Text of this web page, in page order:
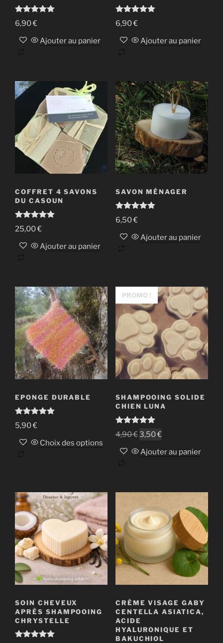
produit
Note 5.00
sur 5
6,90€
Ajouter au panier
Note 5.00
sur 5
6,90€
Ajouter au panier
COFFRET 4 SAVONS
DU CASOUN
Note5.00
sur 5
25,00€
Ajouter au panier
SAVON MÉNAGER
Note 4.86
sur 5
6,50€
Ajouter au panier
EPONGE DURABLE
Note 5.00
sur 5
5,90€
Choix des options
plusieurs
variations.
Les
options
peuvent
être
choisies
sur
la
du
produit
PROMO !
SHAMPOOING SOLIDE
CHIEN LUNA
Note 5.00
sur 5
4,90€Le
initial
3,50€Le
actuel
Ajouter au panier
SOIN CHEVEUX
APRÈS SHAMPOOING
CHRYSTELLE
CRÈME VISAGE GABY
CENTELLA ASIATICA,
ACIDE
HYALURONIQUE ET
BAKUCHIOL